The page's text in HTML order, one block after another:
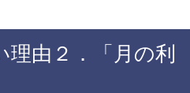
由２．「月の利